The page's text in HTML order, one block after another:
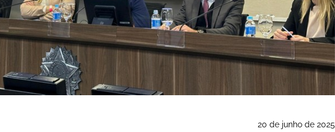
20 de junho de 2025